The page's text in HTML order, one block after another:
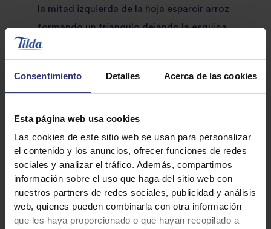
Consentimiento Detalles Acerca de las cookies
Esta página web usa cookies
Las cookies de este sitio web se usan para personalizar
el contenido y los anuncios, ofrecer funciones de redes
sociales y analizar el tráfico. Además, compartimos
información sobre el uso que haga del sitio web con
nuestros partners de redes sociales, publicidad y análisis
web, quienes pueden combinarla con otra información
que les haya proporcionado o que hayan recopilado a
la mitad izquierda de la hoja esparcir arroz
formando un triangulo dejando la esquina
superior izquierda libre de arroz, ponemos uno
triángulo de arroz haciendo coincidir el pico de
no tiene arroz y plegamos el nori desde la
esquina inferior izquierda del triangulo de arroz
hasta la esquina superior derecha del mismo,
nos quedara media hoja de nori vacía en el lado
derecho, entonces enrollamos el cono que
hemos plegado antes con la hoja que nos quedo
vacía. Repetir la operación, PRACTICA¡¡¡ el cono